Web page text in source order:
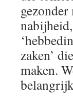
zaken’
maken.